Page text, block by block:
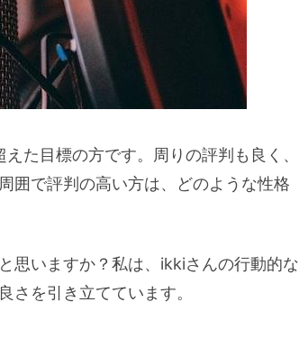
た目標の方です。周りの評判も良く、
囲で評判の高い方は、どのような性格
思いますか？私は、ikkiさんの行動的な
さを引き立てています。